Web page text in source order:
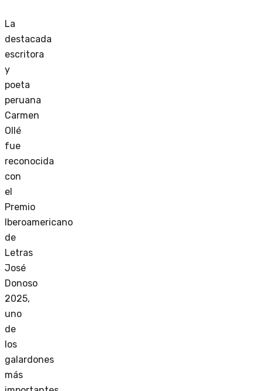
La
destacada
escritora
y
poeta
peruana
Carmen
Ollé
fue
reconocida
con
el
Premio
Iberoamericano
de
Letras
José
Donoso
2025,
uno
de
los
galardones
más